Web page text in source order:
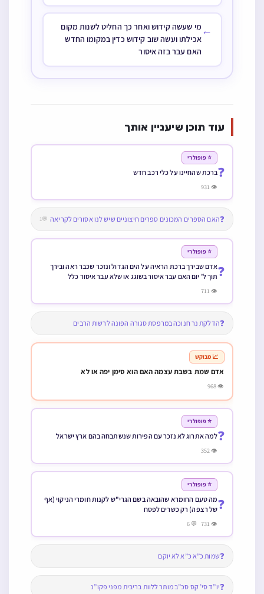
← מי שעשה קידוש ואחר כך החליט לשנות מקום
אכילתו ועשה שוב קידוש כדין במקומו החדש
האם עבר בזה איסור
עוד תוכן שיעניין אותך
❓
⭐ פופולרי
ברכת שהחיינו על כלי רכב חדש
👁 931
❓האם הספרים המכונים ספרים חיצוניים שיש לנו אסורים לקריאה 💬1
❓
⭐ פופולרי
אדם שבירך ברכת הראיה על הים הגדול ונזכר שכבר ראה ובירך
תוך ל’ יום האם עבר איסור בשוגג או שלא עבר איסור כלל
👁 711
❓הדלקת נר חנוכה במרפסת סגורה הפונה לרשות הרבים
📈 מבוקש
אדם שמת בשבת עצמה האם הוא סימן יפה או לא
👁 968
❓
⭐ פופולרי
למה אתרוג לא נזכר עם הפירות שנשתבחה בהם ארץ ישראל
👁 352
❓
⭐ פופולרי
מה טעם החומרא שהובאה בשם הגרי"ש לקנות חומרי הניקוי (אף
של רצפה) רק כשרים לפסח
👁 731 💬 6
❓שמות כ”א כ”א לא יוקם
❓יו”ד סי’ קס סכ”ב מותר ללוות בריבית מפני פקו”נ